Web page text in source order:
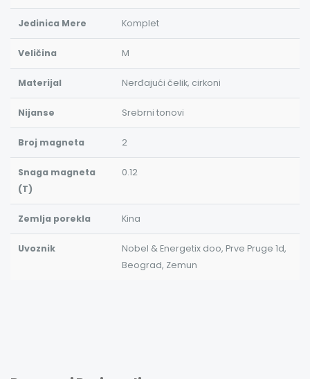
Jedinica Mere Komplet
Veličina M
Materijal Nerđajući čelik, cirkoni
Nijanse Srebrni tonovi
Broj magneta 2
Snaga magneta
(T)
0.12
Zemlja porekla Kina
Uvoznik
Nobel & Energetix doo, Prve Pruge 1d,
Beograd, Zemun